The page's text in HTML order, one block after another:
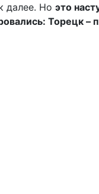
далее. Но это
Торецк –